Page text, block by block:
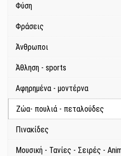
Φύση
Φράσεις
Άνθρωποι
Άθληση - sports
Αφηρημένα - μοντέρνα
Ζώα- πουλιά - πεταλούδες
Πινακίδες
Μουσική - Τανίες - Σειρές -